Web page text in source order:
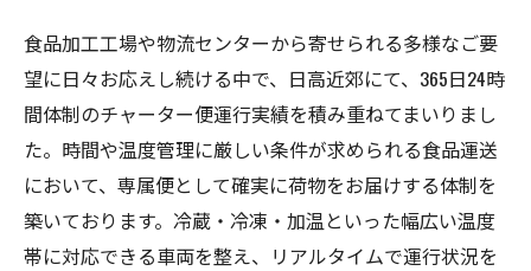
食品加工工場や物流センターから寄せられる多様なご要
望に日々お応えし続ける中で、日高近郊にて、365日24時
間体制のチャーター便運行実績を積み重ねてまいりまし
た。時間や温度管理に厳しい条件が求められる食品運送
において、専属便として確実に荷物をお届けする体制を
築いております。冷蔵・冷凍・加温といった幅広い温度
帯に対応できる車両を整え、リアルタイムで運行状況を